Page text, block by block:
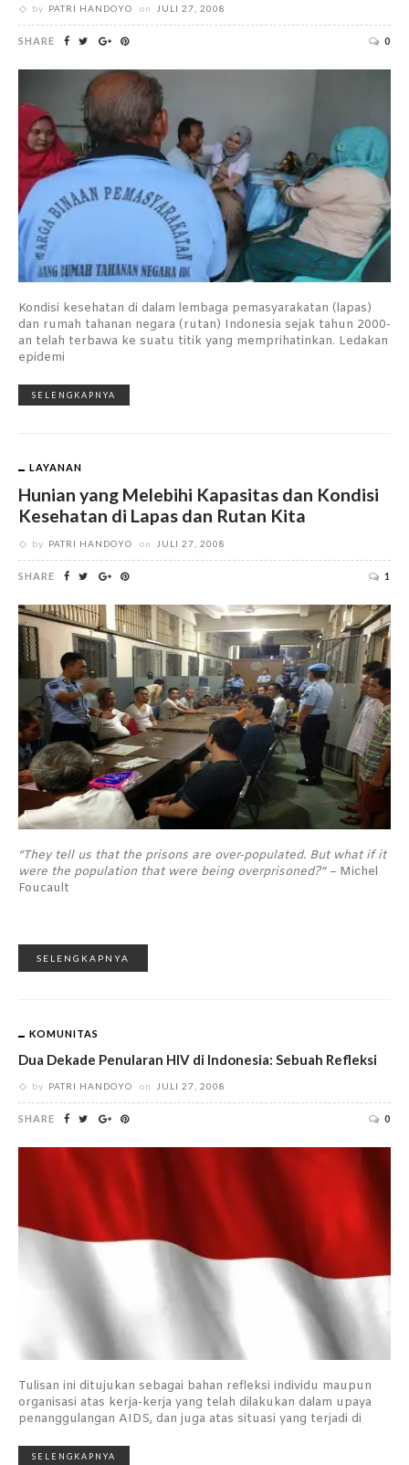
by PATRI HANDOYO on JULI 27, 2008
SHARE 0
Kondisi kesehatan di dalam lembaga pemasyarakatan (lapas)
dan rumah tahanan negara (rutan) Indonesia sejak tahun 2000-
an telah terbawa ke suatu titik yang memprihatinkan. Ledakan
epidemi
SELENGKAPNYA
LAYANAN
Hunian yang Melebihi Kapasitas dan Kondisi
Kesehatan di Lapas dan Rutan Kita
by PATRI HANDOYO on JULI 27, 2008
SHARE 1
“They tell us that the prisons are over‐populated. But what if it
were the population that were being overprisoned?” – Michel
Foucault
SELENGKAPNYA
KOMUNITAS
Dua Dekade Penularan HIV di Indonesia: Sebuah Refleksi
by PATRI HANDOYO on JULI 27, 2008
SHARE 0
Tulisan ini ditujukan sebagai bahan refleksi individu maupun
organisasi atas kerja-kerja yang telah dilakukan dalam upaya
penanggulangan AIDS, dan juga atas situasi yang terjadi di
SELENGKAPNYA